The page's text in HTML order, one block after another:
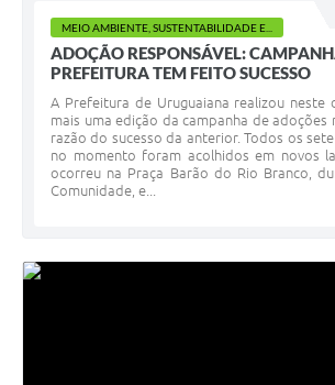
MEIO AMBIENTE, SUSTENTABILIDADE E...
ADOÇÃO RESPONSÁVEL:
PREFEITURA TEM FEITO SUCESSO
A Prefeitura de Uruguaiana realizou neste
mais uma edição da campanha de adoções
razão do sucesso da anterior. Todos os
no momento foram acolhidos em novos
ocorreu na Praça Barão do Rio Branco,
Comunidade, e...